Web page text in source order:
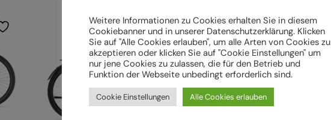
Weitere Informationen zu Cookies erhalten Sie in diesem
Cookiebanner und in unserer Datenschutzerklärung. Klicken
Sie auf "Alle Cookies erlauben", um alle Arten von Cookies zu
akzeptieren oder klicken Sie auf "Cookie Einstellungen" um
nur jene Cookies zu zulassen, die für den Betrieb und
Funktion der Webseite unbedingt erforderlich sind.
Cookie Einstellungen Alle Cookies erlauben